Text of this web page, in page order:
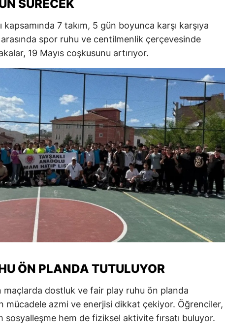
Erzincan
Erzurum
Eskişehir
Gaziantep
Giresun
Gümüşhane
Hakkari
Hatay
Isparta
Kars
Kastamonu
Kayseri
SÜRECEK
7 takım, 5 gün boyunca karşı karşıya
spor ruhu ve centilmenlik çerçevesinde
19 Mayıs coşkusunu artırıyor.
ÖN PLANDA TUTULUYOR
maçlarda dostluk ve fair play ruhu ön planda
mücadele azmi ve enerjisi dikkat çekiyor. Öğrenciler,
sosyalleşme hem de fiziksel aktivite fırsatı buluyor.